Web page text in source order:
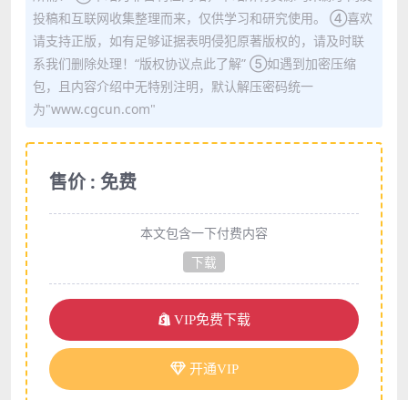
投稿和互联网收集整理而来，仅供学习和研究使用。 ④喜欢
请支持正版，如有足够证据表明侵犯原著版权的，请及时联
系我们删除处理！“版权协议点此了解” ⑤如遇到加密压缩
包，且内容介绍中无特别注明，默认解压密码统一
为"www.cgcun.com"
售价 : 免费
本文包含一下付费内容
下载
VIP免费下载
开通VIP